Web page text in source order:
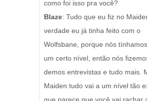
como foi isso pra você?
Blaze: Tudo que eu fiz no
verdade eu já tinha feito com o
Wolfsbane, porque nós
um certo nível, então nós
demos entrevistas e tudo mais.
Maiden tudo vai a um nível tão
que parece que você vai rachar